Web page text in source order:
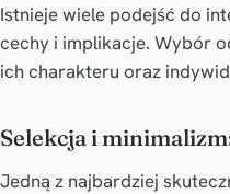
Istnieje wiele podejść do
cechy i implikacje. Wybór
ich charakteru oraz
Selekcja i
Jedną z najbardziej